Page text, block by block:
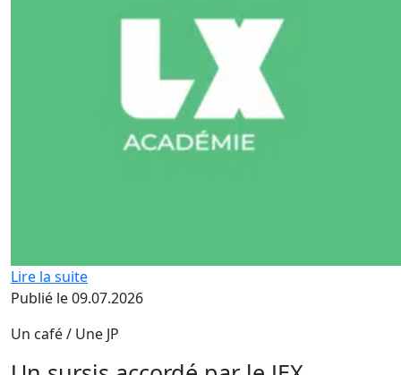
Lire la suite
Publié le 09.07.2026
Un café / Une JP